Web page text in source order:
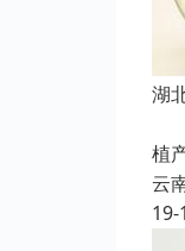
湖
植
云
19-